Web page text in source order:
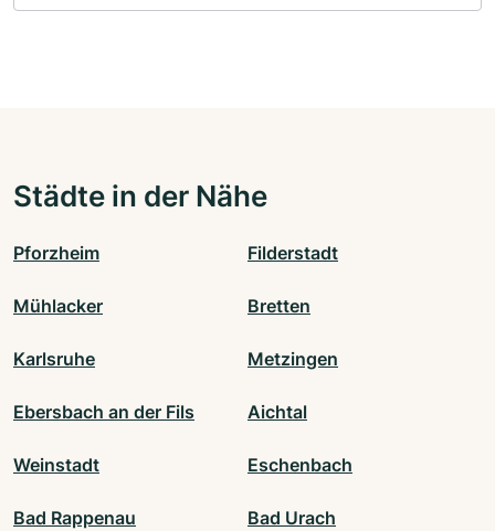
Städte in der Nähe
Pforzheim Filderstadt
Mühlacker Bretten
Karlsruhe Metzingen
Ebersbach an der Fils Aichtal
Weinstadt Eschenbach
Bad Rappenau Bad Urach